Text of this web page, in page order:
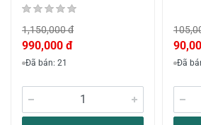
1,150,000 đ
990,000 đ
Đã bán: 21 Đã